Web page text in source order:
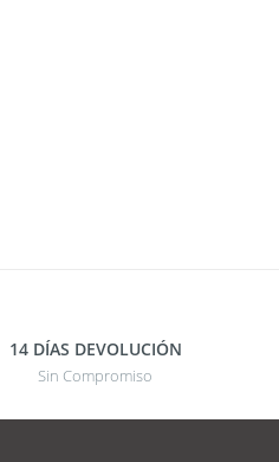
14 DÍAS DEVOLUCIÓN
Sin Compromiso